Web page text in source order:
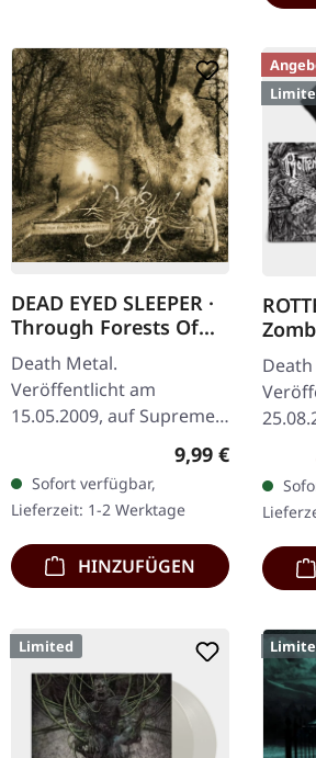
DEAD EYED SLEEPER ·
Through Forests Of
Nonentities | CD
Death Metal.
Veröffentlicht am
15.05.2009, auf Supreme
Chaos Records. CD im
Jewelcase mit 16-seitigem
Booklet. Was passiert,
wenn man die…
Regulärer
9,99 €
Sofort verfügbar,
Lieferzeit: 1-2 Werktage
HINZUFÜGEN
Limited